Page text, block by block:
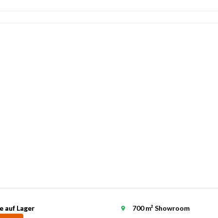
auf Lager 700 m² Showroom
auf Lager